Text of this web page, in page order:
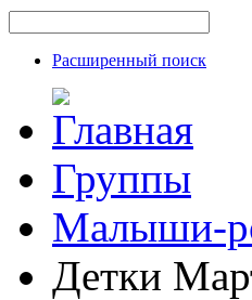
Расширенный поиск
Группы
Малыши-
Детки